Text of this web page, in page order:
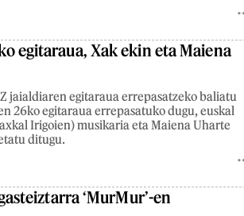
egitaraua, Xak ekin eta Maiena
jaialdiaren egitaraua errepasatzeko baliatu
26ko egitaraua errepasatuko dugu, euskal
Irigoien) musikaria eta Maiena Uharte
ditugu.
‘MurMur’-en